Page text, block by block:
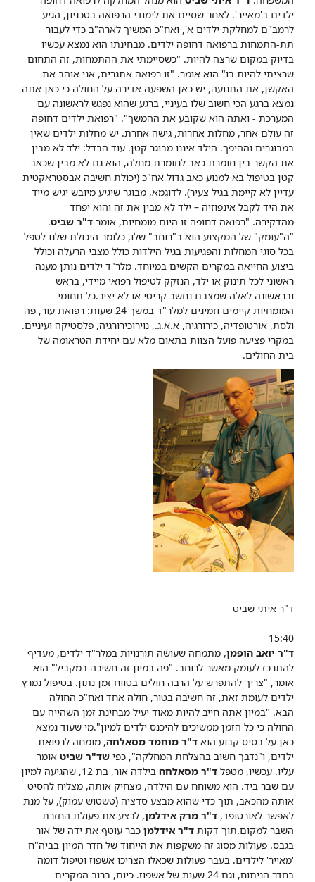
ילדים ב'מאייר'. לאחר שסיים את לימודי הרפואה בטכניון, הגיע
לרמב"ם למחלקת ילדים א', ואח"כ המשיך לארה"ב כדי לעבור
תת-התמחות ברפואה דחופה ילדים. מבחינתו הוא נמצא עכשיו
בדיוק במקום שרצה להיות. "כשסיימתי את ההתמחות, זה התחום
שרציתי להיות בו" הוא אומר. "זו רפואה אתגרית, אני אוהב את
האקשן, את התנועה, יש כאן השפעה אדירה על החולה כי כאן אתה
נמצא ברגע הכי חשוב שלו בעיניי, ברגע שהוא נפגש לראשונה עם
המערכת - ואתה הוא שקובע את ההמשך". "רפואת ילדים דחופה
זה עולם אחר, מחלות אחרות, גישה אחרת. יש מחלות ילדים שאין
במבוגרים וההיפך. הילד איננו מבוגר קטן. עוד הבדל: ילד לא מבין
את הקשר בין חומרת כאב לחומרת מחלה, הוא גם לא מבין שכאב
קטן בטיפול בא למנוע כאב גדול אח"כ (יכולת חשיבה אבסטראקטית
עדיין לא קיימת בגיל צעיר). לדוגמא, מבוגר שיגיע מיובש יגיש מייד
את היד לקבל אינפוזיה – ילד לא מבין את זה והוא יפחד
מהדקירה. "רפואה דחופה זו היום מומחיות, אומר ד"ר שביט.
"ה"עומק" של המקצוע הוא ב"רוחב" שלו, כלומר היכולת שלנו לטפל
בכל סוגי המחלות והפגיעות בגיל הילדות כולל מצבי הרעלה וכולל
ביצוע החייאה במקרים הקשים במיוחד. מלר"ד ילדים נותן מענה
ראשוני לכל תינוק או ילד, הנזקק לטיפול רפואי מיידי, בראש
ובראשונה לאלה שמצבם נחשב קריטי או לא יציב.כל תחומי
המומחיות קיימים וזמינים למלר"ד במשך 24 שעות: רפואת עור, פה
ולסת, אורטופדיה, כירורגיה, א.א.ג., נוירוכירורגיה, פלסטיקה ועיניים.
במקרי פציעה פועל הצוות בתאום מלא עם יחידת הטראומה של
בית החולים.
ד"ר איתי שביט
15:40
ד"ר יואב הופמן, מתמחה שעושה תורנויות במלר"ד ילדים, מעדיף
להתרכז לעומק מאשר לרוחב. "פה במיון זה חשיבה במקביל" הוא
אומר, "צריך להתפרש על הרבה חולים בטווח זמן נתון. בטיפול נמרץ
ילדים לעומת זאת, זה חשיבה בטור, חולה אחד ואח"כ החולה
הבא. "במיון אתה חייב להיות מאוד יעיל מבחינת זמן השהייה עם
החולה כי כל הזמן ממשיכים להיכנס ילדים למיון".מי שעוד נמצא
כאן על בסיס קבוע הוא ד"ר מוחמד מסאלחה, מומחה לרפואת
ילדים, ו"נדבך חשוב בהצלחת המחלקה", כפי שד"ר שביט אומר
עליו. עכשיו, מטפל ד"ר מסאלחה
בילדה אור, בת 12, שהגיעה למיון
עם שבר ביד. הוא משוחח עם הילדה, מצחיק אותה, מצליח להסיט
אותה מהכאב, תוך כדי שהוא מבצע סדציה (טשטוש עמוק), על מנת
לאפשר לאורטופד, ד"​ר מרק אידלמן, לבצע את פעולת החזרת
השבר למקום.תוך דקות ד"ר אידלמן כבר עוטף את ידה של אור
בגבס. פעולות מסוג זה משקפות את הייחוד של חדר המיון בביה"ח
'מאייר' לילדים. בעבר פעולות שכאלו הצריכו אשפוז וטיפול דומה
בחדר הניתוח, וגם 24 שעות של אשפוז. כיום, ברוב המקרים